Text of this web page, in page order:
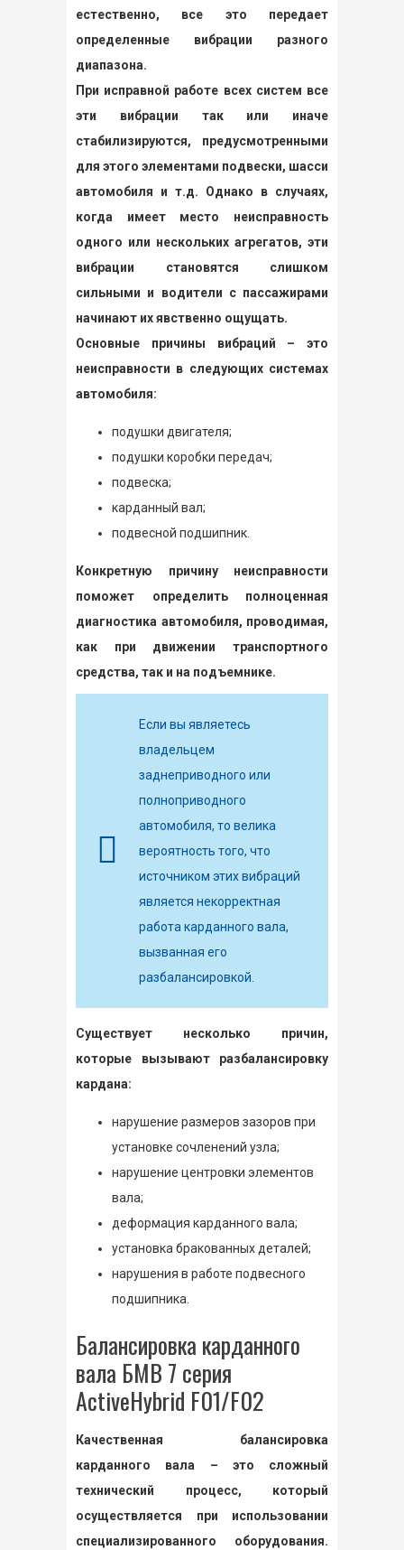
естественно, все это передает
определенные вибрации разного
диапазона.
При исправной работе всех систем все
эти вибрации так или иначе
стабилизируются, предусмотренными
для этого элементами подвески, шасси
автомобиля и т.д. Однако в случаях,
когда имеет место неисправность
одного или нескольких агрегатов, эти
вибрации становятся слишком
сильными и водители с пассажирами
начинают их явственно ощущать.
Основные причины вибраций – это
неисправности в следующих системах
автомобиля:
подушки двигателя;
подушки коробки передач;
подвеска;
карданный вал;
подвесной подшипник.
Конкретную причину неисправности
поможет определить полноценная
диагностика автомобиля, проводимая,
как при движении транспортного
средства, так и на подъемнике.
Если вы являетесь
владельцем
заднеприводного или
полноприводного
автомобиля, то велика
вероятность того, что
источником этих вибраций
является некорректная
работа карданного вала,
вызванная его
разбалансировкой.
Существует несколько причин,
которые вызывают разбалансировку
кардана:
нарушение размеров зазоров при
установке сочленений узла;
нарушение центровки элементов
вала;
деформация карданного вала;
установка бракованных деталей;
нарушения в работе подвесного
подшипника.
Балансировка карданного
вала БМВ 7 серия
ActiveHybrid F01/F02
Качественная балансировка
карданного вала – это сложный
технический процесс, который
осуществляется при использовании
специализированного оборудования.